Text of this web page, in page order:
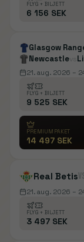
FLYG + BILJETT
6 156 SEK
Glasgow
Newcastlevs
21. aug. 2026 –
FLYG + BILJETT
9 525 SEK
PREMIUMPAKET
14 497 SEK
Real Betis
21. aug. 2026 –
FLYG + BILJETT
3 497 SEK